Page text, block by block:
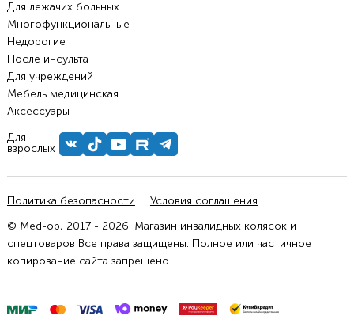
Для лежачих больных
Многофункциональные
Недорогие
После инсульта
Для учреждений
Мебель медицинская
Аксессуары
Для
взрослых
Политика безопасности
Условия соглашения
© Med-ob, 2017 - 2026. Магазин инвалидных колясок и
спецтоваров Все права защищены. Полное или частичное
копирование сайта запрещено.